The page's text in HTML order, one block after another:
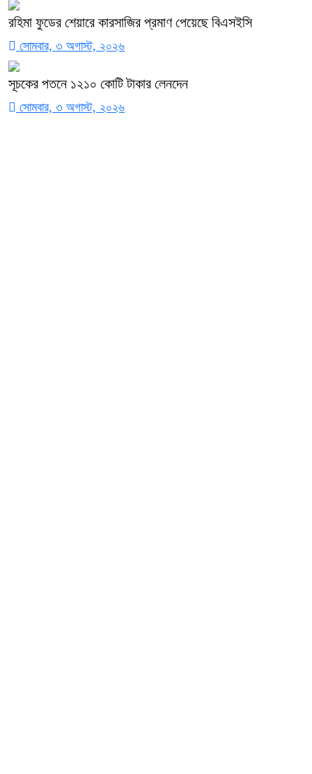
রহিমা ফুডের শেয়ারে কারসাজির প্রমাণ পেয়েছে বিএসইসি
সোমবার, ৩ অগাস্ট, ২০২৬
সূচকের পতনে ১২১০ কোটি টাকার লেনদেন
সোমবার, ৩ অগাস্ট, ২০২৬